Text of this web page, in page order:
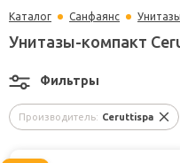
Каталог Санфаянс Унитазы
Унитазы-компакт
Производитель: Ceruttispa
Фильтры